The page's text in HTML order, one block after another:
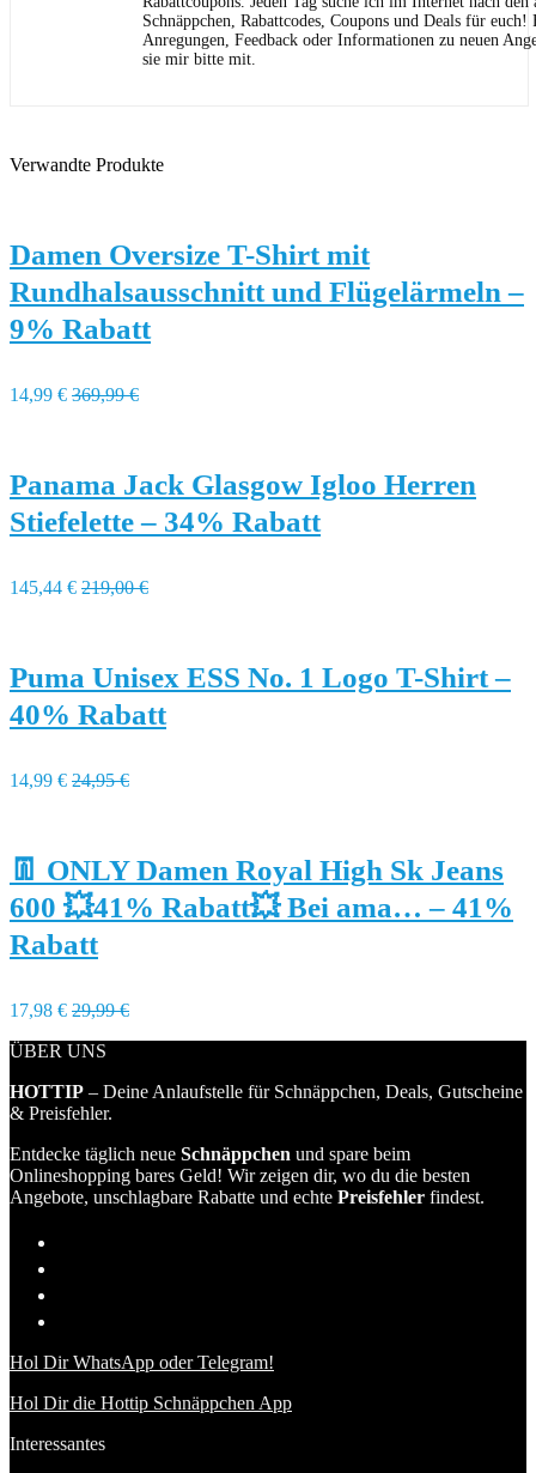
Schnäppchen, Rabattcodes, Coupons und Deals für euch!
Anregungen, Feedback oder Informationen zu neuen
sie mir bitte mit.
Verwandte Produkte
Damen Oversize T-Shirt mit
Rundhalsausschnitt und Flügelärmeln –
9% Rabatt
14,99 € 369,99 €
Panama Jack Glasgow Igloo Herren
Stiefelette – 34% Rabatt
145,44 € 219,00 €
Puma Unisex ESS No. 1 Logo T-Shirt –
40% Rabatt
14,99 € 24,95 €
👖 ONLY Damen Royal High Sk Jeans
600 💥41% Rabatt💥 Bei ama… – 41%
Rabatt
17,98 € 29,99 €
ÜBER UNS
HOTTIP – Deine Anlaufstelle für Schnäppchen, Deals, Gutscheine
& Preisfehler.
Entdecke täglich neue Schnäppchen und spare beim
Onlineshopping bares Geld! Wir zeigen dir, wo du die besten
Angebote, unschlagbare Rabatte und echte Preisfehler findest.
Hol Dir WhatsApp oder Telegram!
Hol Dir die Hottip Schnäppchen App
Interessantes